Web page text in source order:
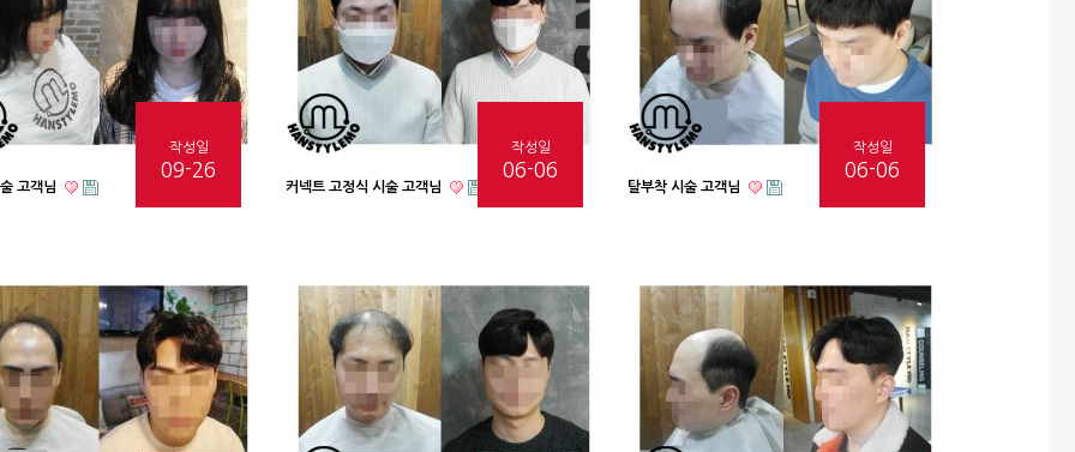
고객님
작성일
09-26
커넥트 고정식 시술 고객님
작성일
06-06
탈부착 시술 고객님
작성일
06-06